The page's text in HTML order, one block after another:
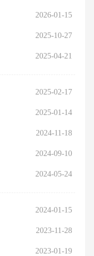
2026-01-15
2025-10-27
2025-04-21
2025-02-17
2025-01-14
2024-11-18
2024-09-10
2024-05-24
2024-01-15
2023-11-28
2023-01-19